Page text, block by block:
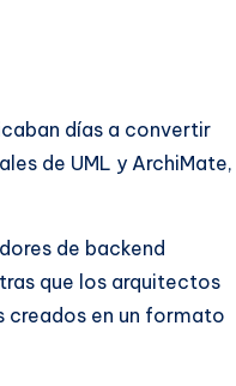
días a convertir
de UML y ArchiMate,
de backend
que los arquitectos
creados en un formato